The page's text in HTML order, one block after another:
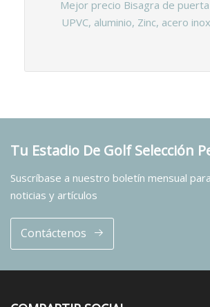
Mejor precio Bisagra de
UPVC, aluminio, Zinc, acero
Tu Estadio De Golf Selección
Suscríbase a nuestro boletín mensual
noticias y artículos
Contáctenos